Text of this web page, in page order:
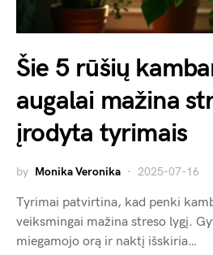
Šie 5 rūšių
augalai mažina
įrodyta tyrimais
by Monika Veronika 2025-07-16
Tyrimai patvirtina, kad penki
veiksmingai mažina streso lygį.
miegamojo orą ir naktį išskiria…